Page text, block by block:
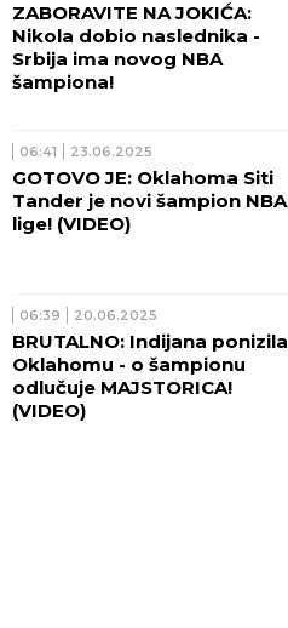
ZABORAVITE NA JOKIĆA:
Nikola dobio naslednika -
Srbija ima novog NBA
šampiona!
06:41 23.06.2025
GOTOVO JE: Oklahoma Siti
Tander je novi šampion NBA
lige! (VIDEO)
06:39 20.06.2025
BRUTALNO: Indijana ponizila
Oklahomu - o šampionu
odlučuje MAJSTORICA!
(VIDEO)